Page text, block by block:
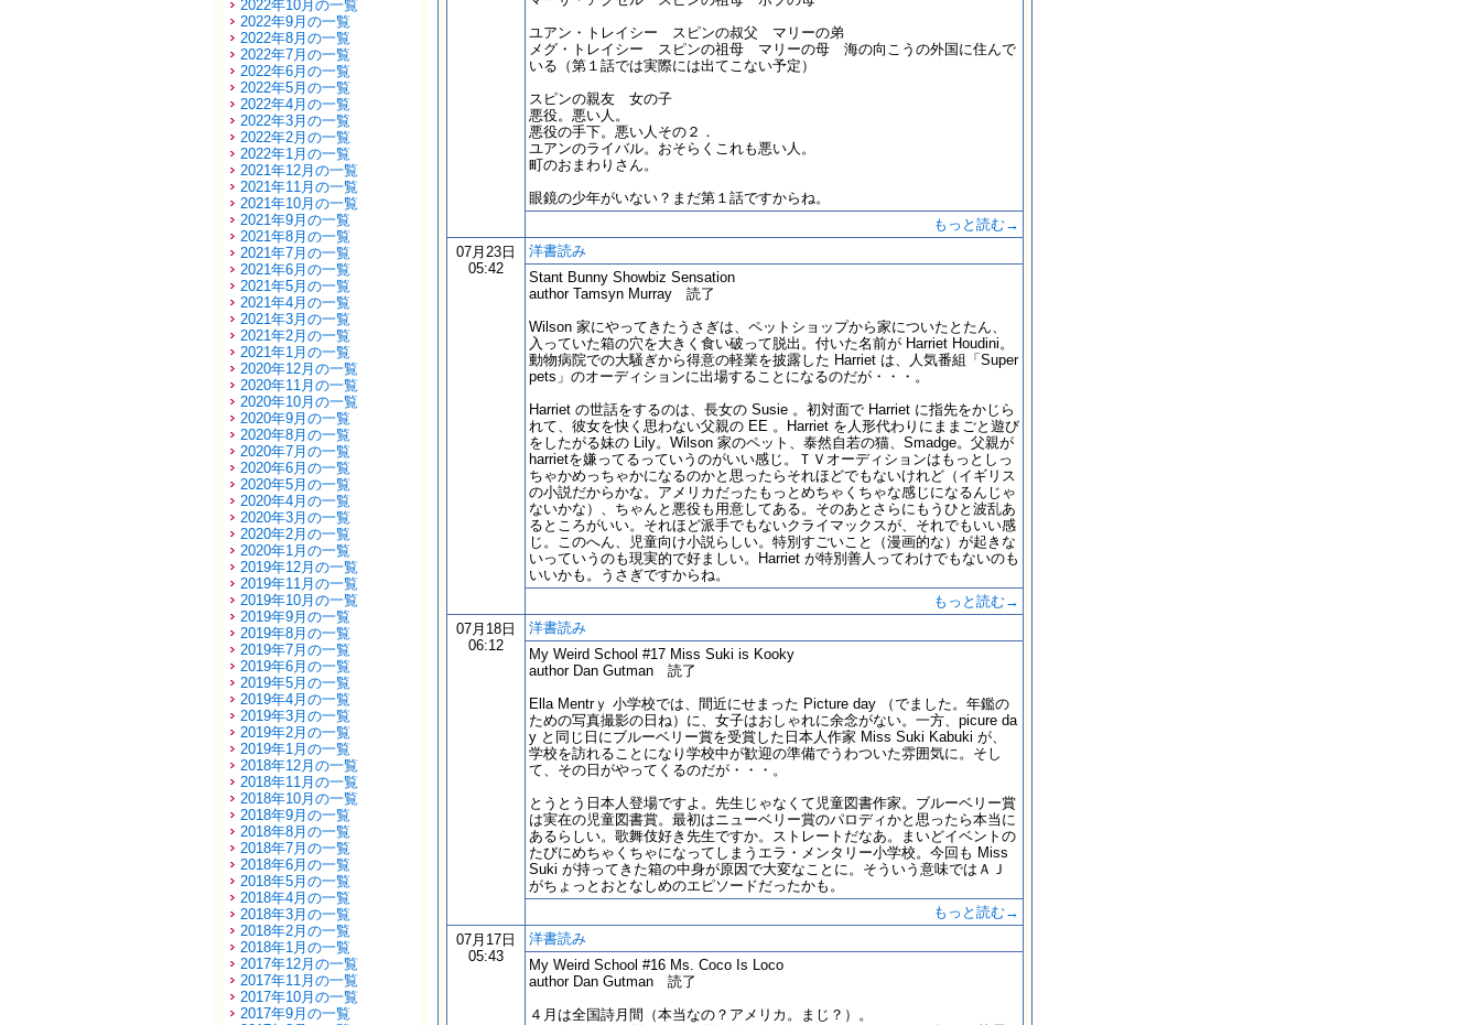
2022年10月の一覧
2022年9月の一覧
2022年8月の一覧
2022年7月の一覧
2022年6月の一覧
2022年5月の一覧
2022年4月の一覧
2022年3月の一覧
2022年2月の一覧
2022年1月の一覧
2021年12月の一覧
2021年11月の一覧
2021年10月の一覧
2021年9月の一覧
2021年8月の一覧
2021年7月の一覧
2021年6月の一覧
2021年5月の一覧
2021年4月の一覧
2021年3月の一覧
2021年2月の一覧
2021年1月の一覧
2020年12月の一覧
2020年11月の一覧
2020年10月の一覧
2020年9月の一覧
2020年8月の一覧
2020年7月の一覧
2020年6月の一覧
2020年5月の一覧
2020年4月の一覧
2020年3月の一覧
2020年2月の一覧
2020年1月の一覧
2019年12月の一覧
2019年11月の一覧
2019年10月の一覧
2019年9月の一覧
2019年8月の一覧
2019年7月の一覧
2019年6月の一覧
2019年5月の一覧
2019年4月の一覧
2019年3月の一覧
2019年2月の一覧
2019年1月の一覧
2018年12月の一覧
2018年11月の一覧
2018年10月の一覧
2018年9月の一覧
2018年8月の一覧
2018年7月の一覧
2018年6月の一覧
2018年5月の一覧
2018年4月の一覧
2018年3月の一覧
2018年2月の一覧
2018年1月の一覧
2017年12月の一覧
2017年11月の一覧
2017年10月の一覧
2017年9月の一覧
ユアン・トレイシー スピンの叔父 マリーの弟
メグ・トレイシー スピンの祖母 マリーの母 海の向こうの外国に住んで
いる（第１話では実際には出てこない予定）
スピンの親友 女の子
悪役。悪い人。
悪役の手下。悪い人その２．
ユアンのライバル。おそらくこれも悪い人。
町のおまわりさん。
眼鏡の少年がいない？まだ第１話ですからね。
もっと読む→
07月23日
05:42
洋書読み
Stant Bunny Showbiz Sensation
author Tamsyn Murray 読了
Wilson 家にやってきたうさぎは、ペットショップから家についたとたん、
入っていた箱の穴を大きく食い破って脱出。付いた名前が Harriet Houdini。
動物病院での大騒ぎから得意の軽業を披露した Harriet は、人気番組「Super
pets」のオーディションに出場することになるのだが・・・。
Harriet の世話をするのは、長女の Susie 。初対面で Harriet に指先をかじら
れて、彼女を快く思わない父親の EE 。Harriet を人形代わりにままごと遊び
をしたがる妹の Lily。Wilson 家のペット、泰然自若の猫、Smadge。父親が
harrietを嫌ってるっていうのがいい感じ。ＴＶオーディションはもっとしっ
ちゃかめっちゃかになるのかと思ったらそれほどでもないけれど（イギリス
の小説だからかな。アメリカだったもっとめちゃくちゃな感じになるんじゃ
ないかな）、ちゃんと悪役も用意してある。そのあとさらにもうひと波乱あ
るところがいい。それほど派手でもないクライマックスが、それでもいい感
じ。このへん、児童向け小説らしい。特別すごいこと（漫画的な）が起きな
いっていうのも現実的で好ましい。Harriet が特別善人ってわけでもないのも
いいかも。うさぎですからね。
もっと読む→
07月18日
06:12
洋書読み
My Weird School #17 Miss Suki is Kooky
author Dan Gutman 読了
Ella Mentrｙ 小学校では、間近にせまった Picture day （でました。年鑑の
ための写真撮影の日ね）に、女子はおしゃれに余念がない。一方、picure da
y と同じ日にブルーベリー賞を受賞した日本人作家 Miss Suki Kabuki が、
学校を訪れることになり学校中が歓迎の準備でうわついた雰囲気に。そし
て、その日がやってくるのだが・・・。
とうとう日本人登場ですよ。先生じゃなくて児童図書作家。ブルーベリー賞
は実在の児童図書賞。最初はニューベリー賞のパロディかと思ったら本当に
あるらしい。歌舞伎好き先生ですか。ストレートだなあ。まいどイベントの
たびにめちゃくちゃになってしまうエラ・メンタリー小学校。今回も Miss
Suki が持ってきた箱の中身が原因で大変なことに。そういう意味ではＡＪ
がちょっとおとなしめのエピソードだったかも。
もっと読む→
07月17日
05:43
洋書読み
My Weird School #16 Ms. Coco Is Loco
author Dan Gutman 読了
４月は全国詩月間（本当なの？アメリカ。まじ？）。